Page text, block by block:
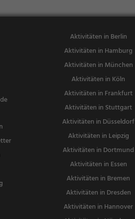
Getränke
Aktivitäten in Berlin
Aktivitäten in Hamburg
Aktivitäten in München
Aktivitäten in Köln
Aktivitäten in Frankfurt
Aktivitäten in Stuttgart
Aktivitäten in Düsseldorf
Aktivitäten in Leipzig
Aktivitäten in Dortmund
Aktivitäten in Essen
Aktivitäten in Bremen
Aktivitäten in Dresden
Aktivitäten in Hannover